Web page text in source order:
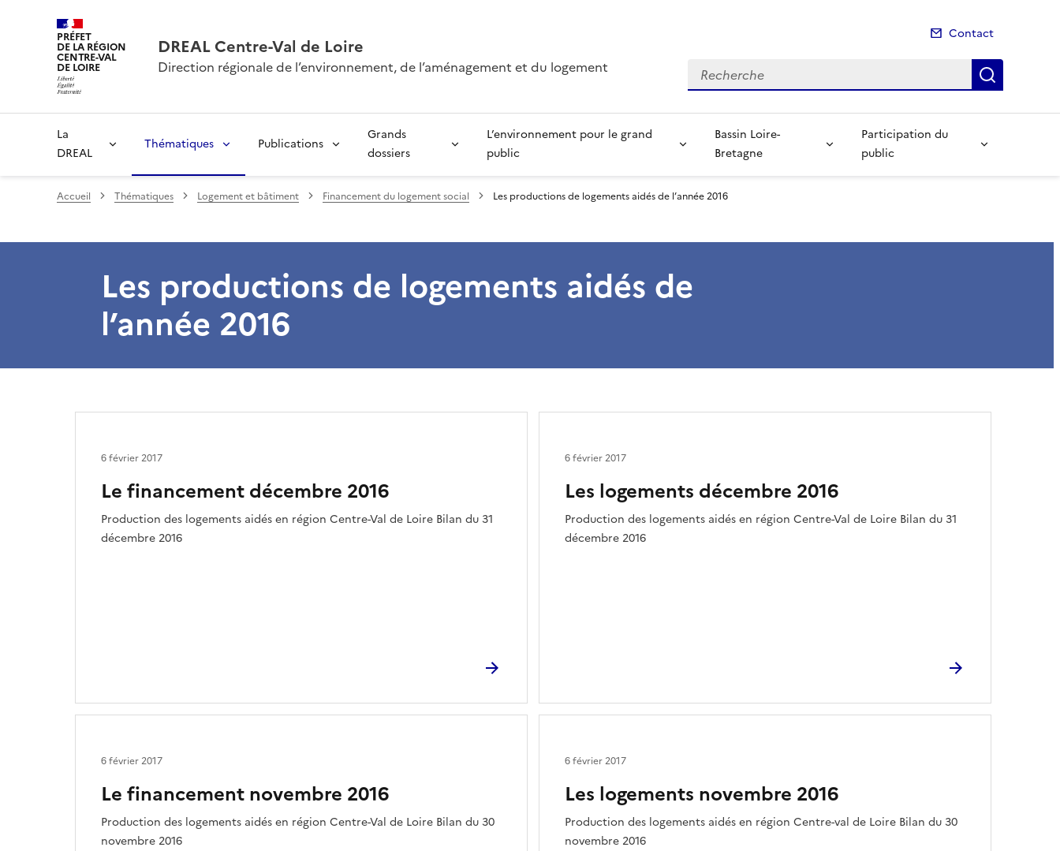
PRÉFET
DE LA RÉGION
CENTRE-VAL
DE LOIRE
DREAL Centre-Val de Loire
Direction régionale de l’environnement, de l’aménagement et du logement
Contact
Recherche
La
DREAL
Thématiques Publications
Grands
dossiers
L’environnement pour le grand
public
Bassin Loire-
Bretagne
Participation du
public
Accueil Thématiques Logement et bâtiment Financement du logement social Les productions de logements aidés de l’année 2016
Les productions de logements aidés de
l’année 2016
Le financement décembre 2016
Production des logements aidés en région Centre-Val de Loire Bilan du 31
décembre 2016
6 février 2017
Les logements décembre 2016
Production des logements aidés en région Centre-Val de Loire Bilan du 31
décembre 2016
6 février 2017
Le financement novembre 2016
Production des logements aidés en région Centre-Val de Loire Bilan du 30
novembre 2016
6 février 2017
Les logements novembre 2016
Production des logements aidés en région Centre-val de Loire Bilan du 30
novembre 2016
6 février 2017